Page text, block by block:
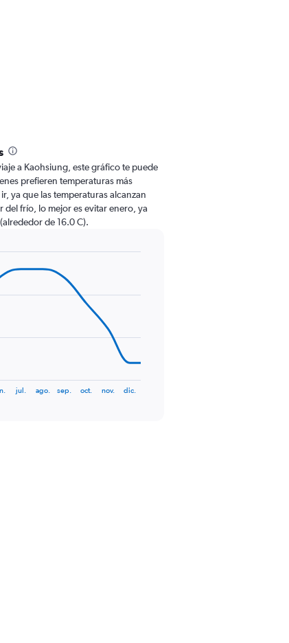
a Kaohsiung, este gráfico te puede
prefieren temperaturas más
ya que las temperaturas alcanzan
del frío, lo mejor es evitar enero, ya
de 16.0 C).
jul. ago. sep. oct. nov. dic.